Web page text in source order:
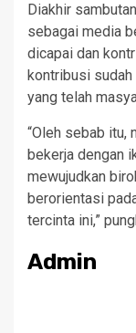
Diakhir
sebagai media
dicapai dan
kontribusi
yang telah
“Oleh sebab itu,
bekerja dengan
mewujudkan
berorientasi
tercinta ini,”
Admin